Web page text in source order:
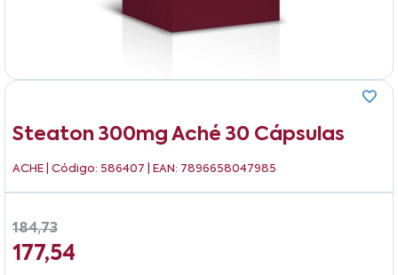
Steaton 300mg Aché 30 Cápsulas
ACHE | Código: 586407 | EAN: 7896658047985
184,73
177,54